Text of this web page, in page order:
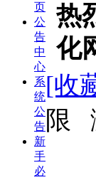
页
公
告
中
心
系
统
公
告
新
手
必
热
化
[收
限